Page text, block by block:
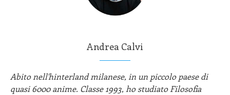
Andrea Calvi
Abito nell'hinterland milanese, in un piccolo paese di
quasi 6000 anime. Classe 1993, ho studiato Filosofia